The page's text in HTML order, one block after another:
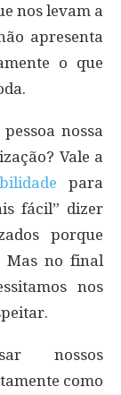
nos levam a
apresenta
o que
nossa
Vale a
para
fácil” dizer
porque
Mas no final
nos
nossos
como